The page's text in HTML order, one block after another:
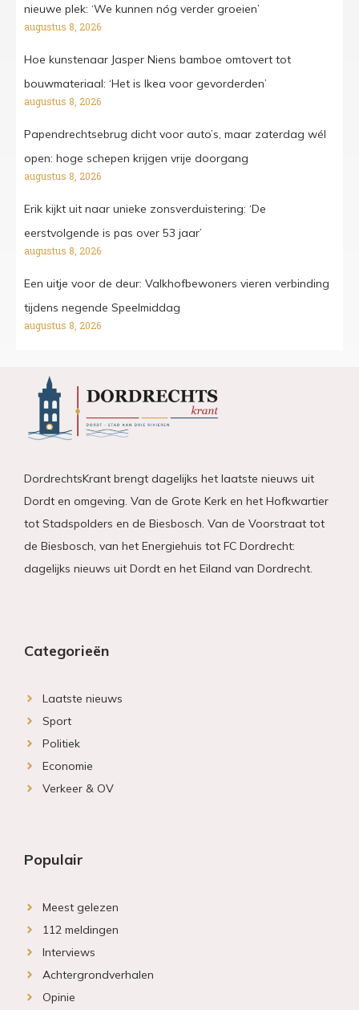
nieuwe plek: ‘We kunnen nóg verder groeien’
augustus 8, 2026
Hoe kunstenaar Jasper Niens bamboe omtovert tot
bouwmateriaal: ‘Het is Ikea voor gevorderden’
augustus 8, 2026
Papendrechtsebrug dicht voor auto’s, maar zaterdag wél
open: hoge schepen krijgen vrije doorgang
augustus 8, 2026
Erik kijkt uit naar unieke zonsverduistering: ‘De
eerstvolgende is pas over 53 jaar’
augustus 8, 2026
Een uitje voor de deur: Valkhofbewoners vieren verbinding
tijdens negende Speelmiddag
augustus 8, 2026
DordrechtsKrant brengt dagelijks het laatste nieuws uit
Dordt en omgeving. Van de Grote Kerk en het Hofkwartier
tot Stadspolders en de Biesbosch. Van de Voorstraat tot
de Biesbosch, van het Energiehuis tot FC Dordrecht:
dagelijks nieuws uit Dordt en het Eiland van Dordrecht.
Categorieën
Laatste nieuws
Sport
Politiek
Economie
Verkeer & OV
Populair
Meest gelezen
112 meldingen
Interviews
Achtergrondverhalen
Opinie